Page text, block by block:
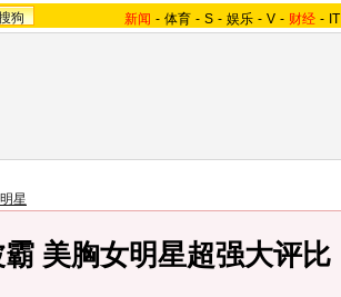
狗 新闻 - 体育 - S - 娱乐 - V - 财经 - IT
星
美胸女明星超强大评比